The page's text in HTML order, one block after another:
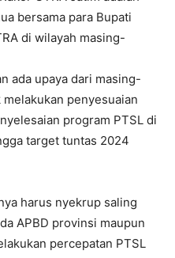
bersama para Bupati
di wilayah masing-
ada upaya dari masing-
penyesuaian
program PTSL di
target tuntas 2024
harus nyekrup saling
APBD provinsi maupun
percepatan PTSL